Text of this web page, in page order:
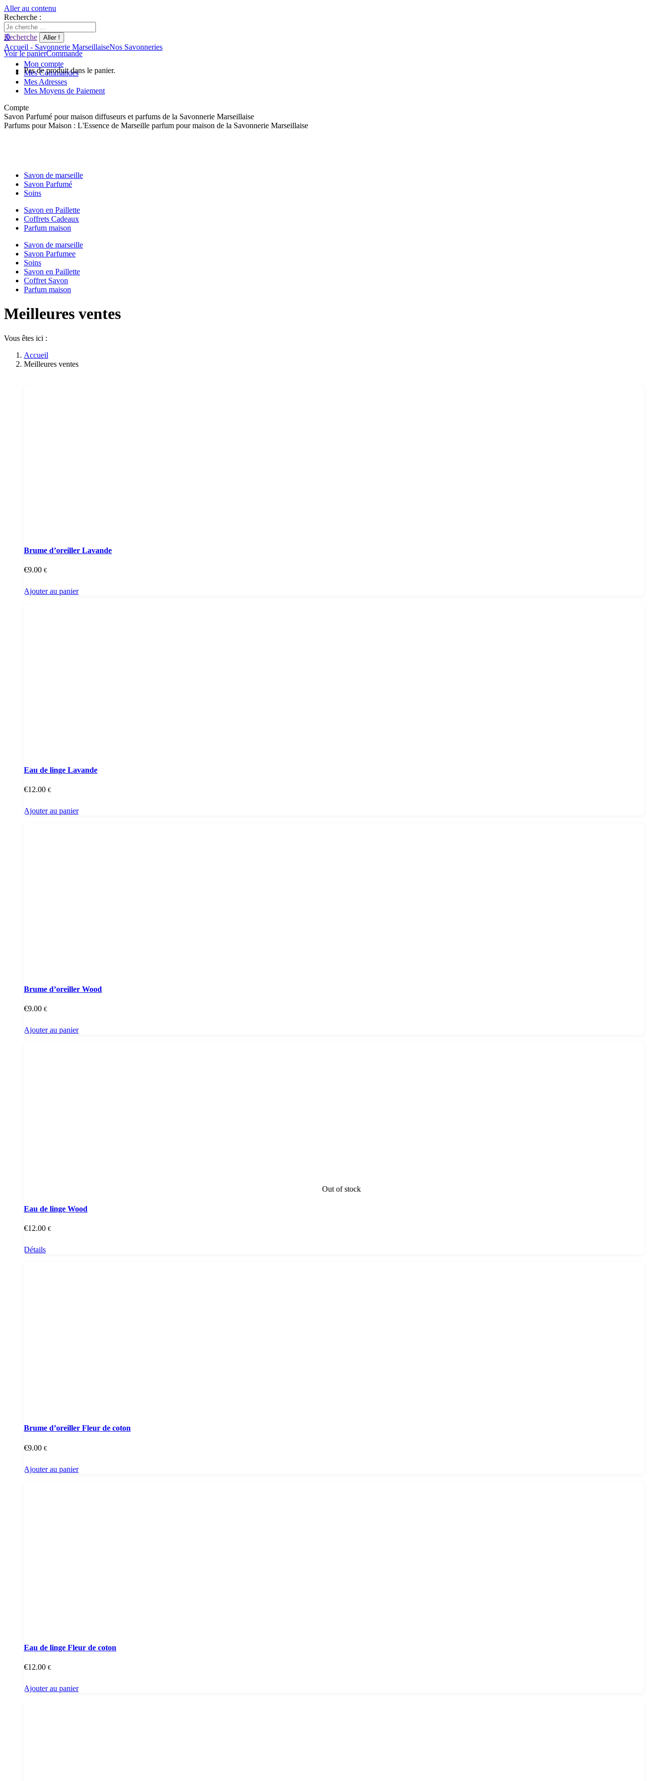
Aller au contenu
Recherche :
Recherche
Accueil - Savonnerie MarseillaiseNos Savonneries
Mon compte
Mes Commandes
Mes Adresses
Mes Moyens de Paiement
Compte
Savon Parfumé pour maison diffuseurs et parfums de la Savonnerie Marseillaise
Parfums pour Maison : L'Essence de Marseille parfum pour maison de la Savonnerie Marseillaise
Savon de marseille
Savon Parfumé
Soins
Savon en Paillette
Coffrets Cadeaux
Parfum maison
0
Voir le panierCommande
Pas de produit dans le panier.
Savon de marseille
Savon Parfumee
Soins
Savon en Paillette
Coffret Savon
Parfum maison
Meilleures ventes
Vous êtes ici :
Accueil
Meilleures ventes
Brume d’oreiller Lavande
€9.00 €
Ajouter au panier
Eau de linge Lavande
€12.00 €
Ajouter au panier
Brume d’oreiller Wood
€9.00 €
Ajouter au panier
Out of stock
Eau de linge Wood
€12.00 €
Détails
Brume d’oreiller Fleur de coton
€9.00 €
Ajouter au panier
Eau de linge Fleur de coton
€12.00 €
Ajouter au panier